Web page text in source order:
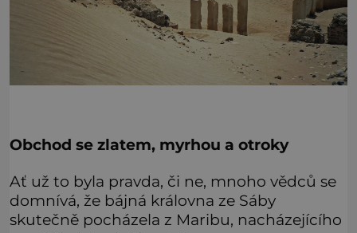
Obchod se zlatem, myrhou a otroky
Ať už to byla pravda, či ne, mnoho vědců se
domnívá, že bájná královna ze Sáby
skutečně pocházela z Maribu, nacházejícího